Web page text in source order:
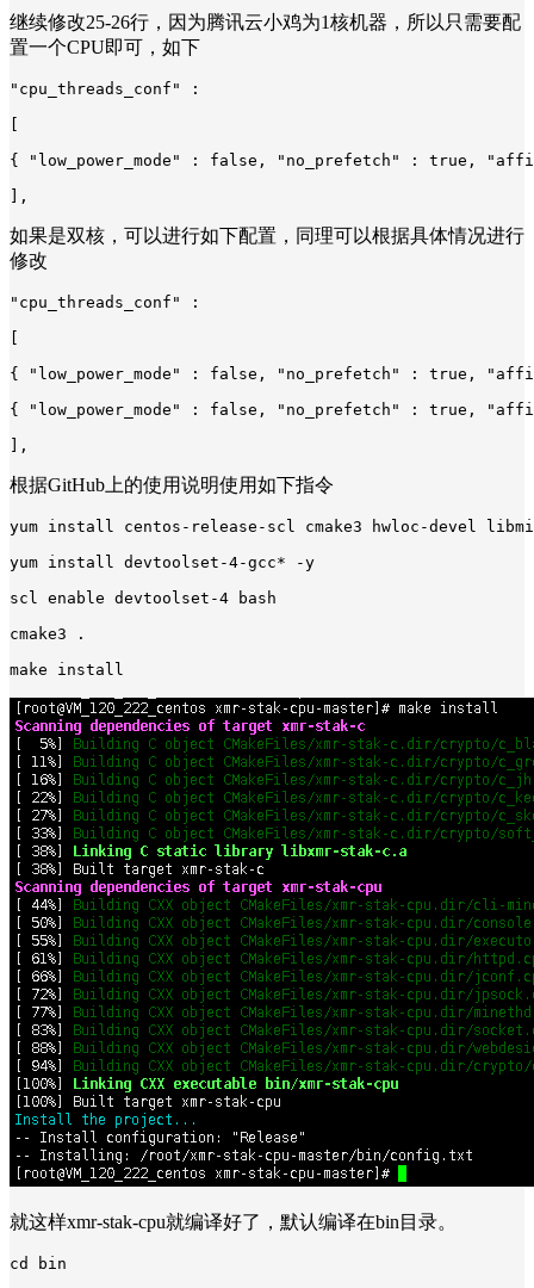
继续修改25-26行，因为腾讯云小鸡为1核机器，所以只需要配
置一个CPU即可，如下
"cpu_threads_conf" :
[
{ "low_power_mode" : false, "no_prefetch" : true,
],
如果是双核，可以进行如下配置，同理可以根据具体情况进行
修改
"cpu_threads_conf" :
[
{ "low_power_mode" : false, "no_prefetch" : true,
{ "low_power_mode" : false, "no_prefetch" : true,
],
根据GitHub上的使用说明使用如下指令
yum install centos-release-scl cmake3 hwloc-devel
yum install devtoolset-4-gcc* -y
scl enable devtoolset-4 bash
cmake3 .
make install
就这样xmr-stak-cpu就编译好了，默认编译在bin目录。
cd bin